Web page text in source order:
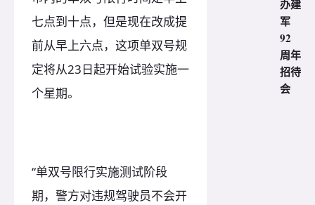
七点到十点，但是现在改成提
前从早上六点，这项单双号规
定将从23日起开始试验实施一
个星期。
“单双号限行实施测试阶段
期，警方对违规驾驶员不会开
办建
军
92
周年
招待
会